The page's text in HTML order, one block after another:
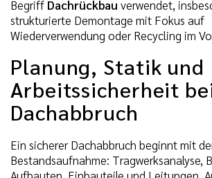
Begriff Dachrückbau verwendet,
strukturierte Demontage mit Fokus auf
Wiederverwendung oder Recycling im
Planung, Statik und
Arbeitssicherheit
Dachabbruch
Ein sicherer Dachabbruch beginnt mit
Bestandsaufnahme: Tragwerksanalyse,
Aufbauten, Einbauteile und Leitungen.